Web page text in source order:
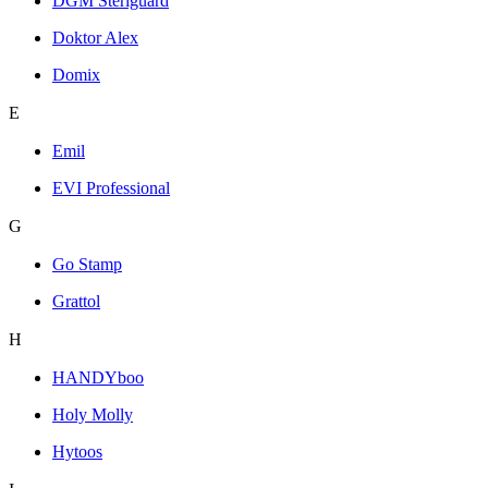
Doktor Alex
Domix
E
Emil
EVI Professional
G
Go Stamp
Grattol
H
HANDYboo
Holy Molly
Hytoos